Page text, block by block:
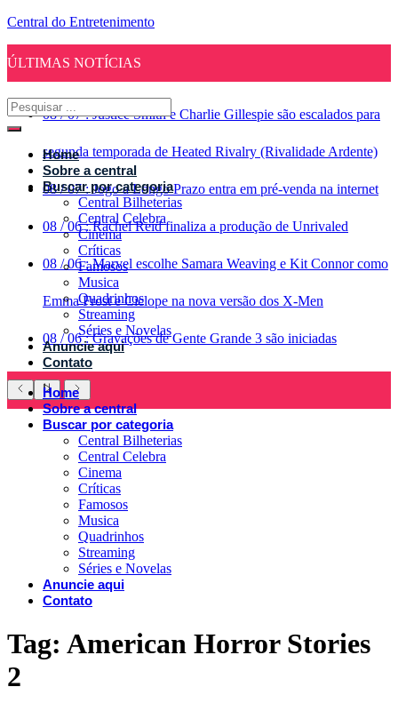
Central do Entretenimento
ÚLTIMAS NOTÍCIAS
08 / 07 : Justice Smith e Charlie Gillespie são escalados para
segunda temporada de Heated Rivalry (Rivalidade Ardente)
08 / 07 : Jogo a Longo Prazo entra em pré-venda na internet
08 / 06 : Rachel Reid finaliza a produção de Unrivaled
08 / 06 : Marvel escolhe Samara Weaving e Kit Connor como
Emma Frost e Ciclope na nova versão dos X-Men
08 / 06 : Gravações de Gente Grande 3 são iniciadas
Home
Sobre a central
Buscar por categoria
Central Bilheterias
Central Celebra
Cinema
Críticas
Famosos
Musica
Quadrinhos
Streaming
Séries e Novelas
Anuncie aqui
Contato
Home
Sobre a central
Buscar por categoria
Central Bilheterias
Central Celebra
Cinema
Críticas
Famosos
Musica
Quadrinhos
Streaming
Séries e Novelas
Anuncie aqui
Contato
Tag: American Horror Stories
2